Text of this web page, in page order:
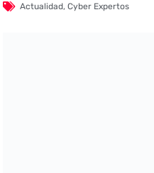
Actualidad,Cyber Expertos